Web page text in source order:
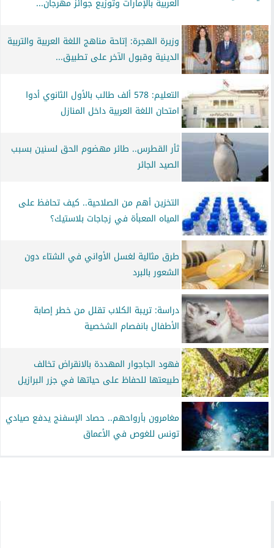
العربية بالإمارات وتوزيع جوائز مهرجان...
وزيرة الهجرة: إتاحة مناهج اللغة العربية والتربية
الدينية وقبول الآخر على تطبيق...
التعليم: 578 ألف طالب بالأول الثانوي أدوا
امتحان اللغة العربية داخل المنازل
ثأر القطرس.. طائر مهضوم الحق لسنين بسبب
الصيد الجائر
التخزين أهم من الصلاحية.. كيف تحافظ على
المياه المعبأة في زجاجات بلاستيك؟
طرق مثالية لغسل الأواني في الشتاء دون
الشعور بالبرد
دراسة: تريبة الكلاب تقلل من خطر إصابة
الأطفال بانفصام الشخصية
فهود الجاجوار المهددة بالانقراض تخالف
طبيعتها للحفاظ على حياتها في جزر البرازيل
مغامرون بأرواحهم.. حصاد الإسفنج يدفع صيادي
تونس للغوص في الأعماق